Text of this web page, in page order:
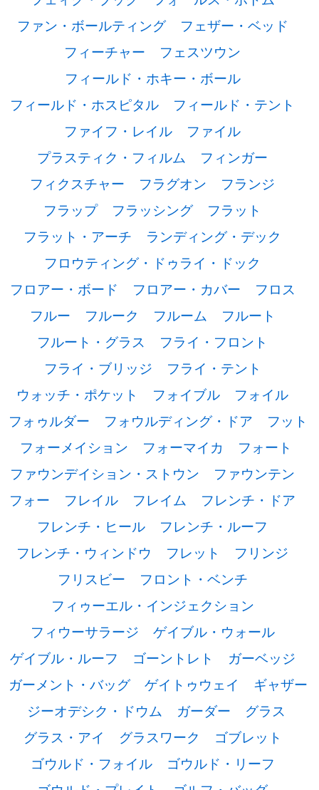
ファン・ボールティング
フェザー・ベッド
フィーチャー
フェスツウン
フィールド・ホキー・ボール
フィールド・ホスピタル
フィールド・テント
ファイフ・レイル
ファイル
プラスティク・フィルム
フィンガー
フィクスチャー
フラグオン
フランジ
フラップ
フラッシング
フラット
フラット・アーチ
ランディング・デック
フロウティング・ドゥライ・ドック
フロアー・ボード
フロアー・カバー
フロス
フルー
フルーク フルーム
フルート
フルート・グラス
フライ・フロント
フライ・ブリッジ
フライ・テント
ウォッチ・ポケット
フォイブル
フォイル
フォゥルダー
フォウルディング・ドア
フット
フォーメイション
フォーマイカ
フォート
ファウンデイション・ストウン
ファウンテン
フォー
フレイル フレイム
フレンチ・ドア
フレンチ・ヒール
フレンチ・ルーフ
フレンチ・ウィンドウ
フレット
フリンジ
フリスビー
フロント・ベンチ
フィゥーエル・インジェクション
フィウーサラージ
ゲイブル・ウォール
ゲイブル・ルーフ
ゴーントレト
ガーベッジ
ガーメント・バッグ
ゲイトゥウェイ
ギャザー
ジーオデシク・ドウム
ガーダー
グラス
グラス・アイ
グラスワーク
ゴブレット
ゴウルド・フォイル
ゴウルド・リーフ